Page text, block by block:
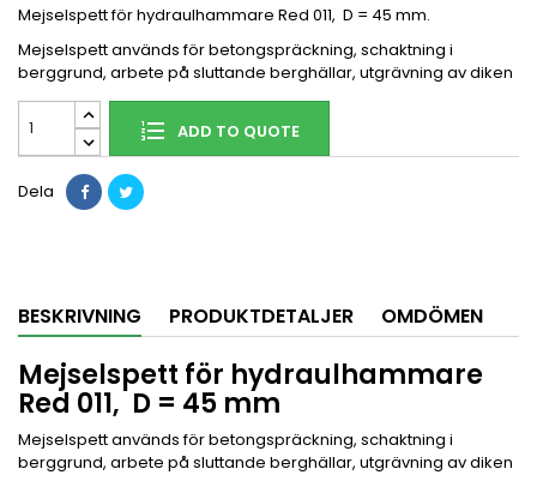
Mejselspett för hydraulhammare Red 011, D = 45 mm.
Mejselspett används för betongspräckning, schaktning i
berggrund, arbete på sluttande berghällar, utgrävning av diken
ADD TO QUOTE
Dela
BESKRIVNING PRODUKTDETALJER OMDÖMEN
Mejselspett för hydraulhammare
Red 011, D = 45 mm
Mejselspett används för betongspräckning, schaktning i
berggrund, arbete på sluttande berghällar, utgrävning av diken